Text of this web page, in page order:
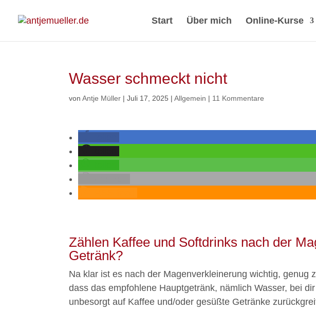
Start Über mich Online-Kurse
Wasser schmeckt nicht
vonAntje Müller |Juli 17, 2025 |Allgemein | 11 Kommentare
Zählen Kaffee und Softdrinks nach der
Getränk?
Na klar ist es nach der Magenverkleinerung wichtig, genug
dass das empfohlene Hauptgetränk, nämlich Wasser, bei
unbesorgt auf Kaffee und/oder gesüßte Getränke